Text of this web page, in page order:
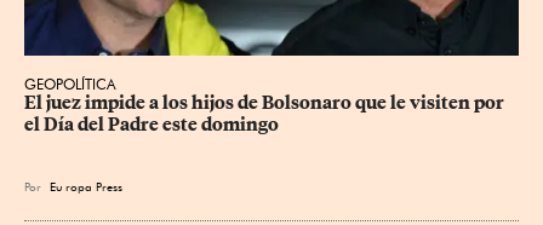
GEOPOLÍTICA
El juez impide a los hijos de Bolsonaro que le visiten por
el Día del Padre este domingo
Por Eu ropa Press